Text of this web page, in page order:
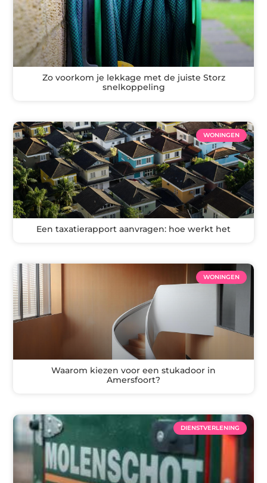
Zo voorkom je lekkage met de juiste Storz
snelkoppeling
WONINGEN
Een taxatierapport aanvragen: hoe werkt het
WONINGEN
Waarom kiezen voor een stukadoor in
Amersfoort?
DIENSTVERLENING